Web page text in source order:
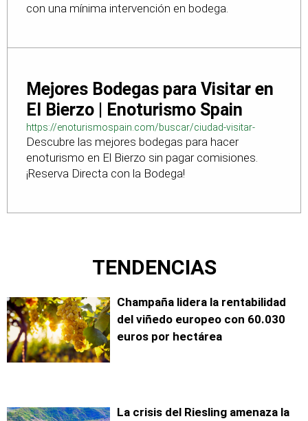
con una mínima intervención en bodega.
Mejores Bodegas para Visitar en
El Bierzo | Enoturismo Spain
https://enoturismospain.com/buscar/ciudad-visitar-
bodegas-en-leon
Descubre las mejores bodegas para hacer
enoturismo en El Bierzo sin pagar comisiones.
¡Reserva Directa con la Bodega!
TENDENCIAS
Champaña lidera la rentabilidad
del viñedo europeo con 60.030
euros por hectárea
La crisis del Riesling amenaza la